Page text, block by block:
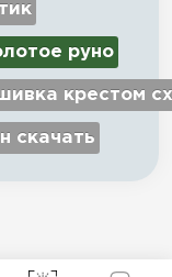
руно
крестом
скачать